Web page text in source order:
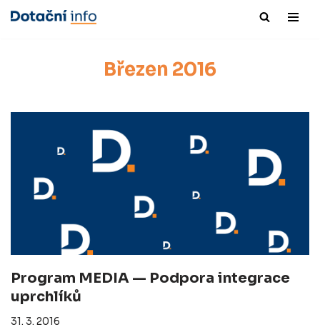
Březen 2016
Program MEDIA — Podpora integrace
uprchlíků
31. 3. 2016